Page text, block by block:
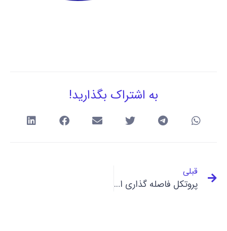
به اشتراک بگذارید!
قبلی
پروتکل فاصله گذاری اجتماعی